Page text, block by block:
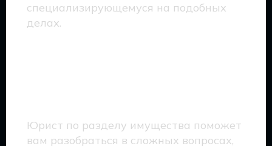
специализирующемуся на подобных
делах.
Юрист по разделу имущества поможет
вам разобраться в сложных вопросах,